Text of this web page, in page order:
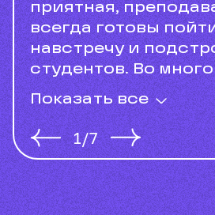
приятная,
всегда готовы
навстречу и
студентов. Во
Показать все
1/7